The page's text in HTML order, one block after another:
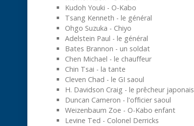
Kudoh Youki - O-Kabo
Tsang Kenneth - le général
Ohgo Suzuka - Chiyo
Adelstein Paul - le général
Bates Brannon - un soldat
Chen Michael - le chauffeur
Chin Tsai - la tante
Cleven Chad - le GI saoul
H. Davidson Craig - le prêcheur japonais
Duncan Cameron - l'officier saoul
Weizenbaum Zoe - O-Kabo enfant
Levine Ted - Colonel Derricks